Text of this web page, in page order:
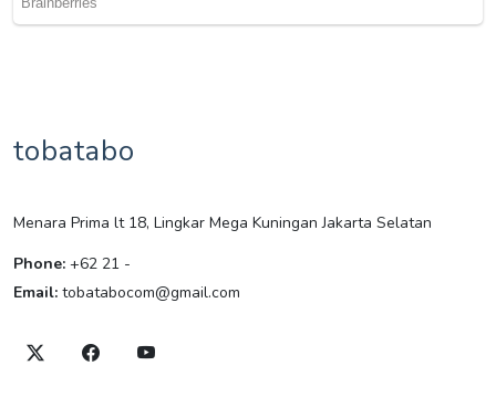
tobatabo
Menara Prima lt 18, Lingkar Mega Kuningan Jakarta Selatan
Phone: +62 21 -
Email: tobatabocom@gmail.com